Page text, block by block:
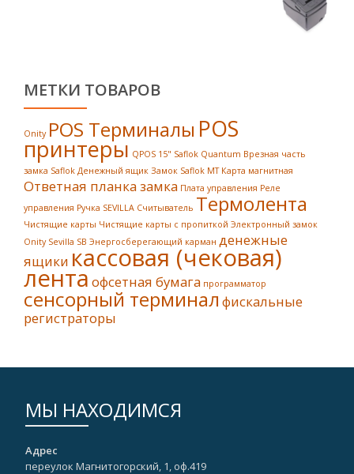
МЕТКИ ТОВАРОВ
Onity POS Терминалы POS
принтеры QPOS 15" Saflok Quantum Врезная часть
замка Saflok Денежный ящик Замок Saflok MT Карта магнитная
Ответная планка замка Плата управления Реле
управления Ручка SEVILLA Считыватель Термолента
Чистящие карты Чистящие карты с пропиткой Электронный замок
Onity Sevilla SB Энергосберегающий карман денежные
ящики кассовая (чековая)
лента офсетная бумага программатор
сенсорный терминал фискальные
регистраторы
МЫ НАХОДИМСЯ
Адрес
переулок Магнитогорский, 1, оф.419